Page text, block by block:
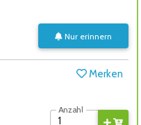
Nur erinnern
Merken
Anzahl